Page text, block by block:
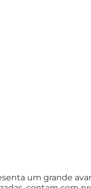
um grande